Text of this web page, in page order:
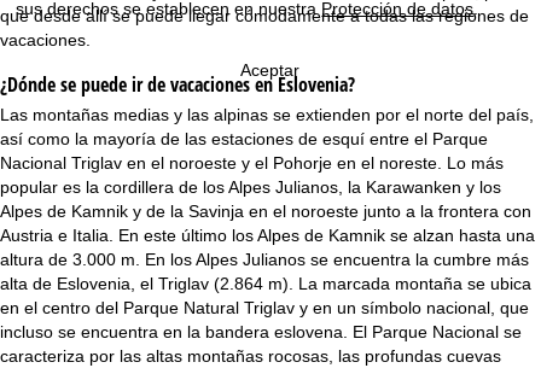
sus derechos se establecen en nuestra Protección de datos
Aceptar
i
c
i
p
a
l
que desde allí se puede llegar cómodamente a todas las regiones de
vacaciones.
¿Dónde se puede ir de vacaciones en Eslovenia?
Las montañas medias y las alpinas se extienden por el norte del país,
así como la mayoría de las estaciones de esquí entre el Parque
Nacional Triglav en el noroeste y el Pohorje en el noreste. Lo más
popular es la cordillera de los Alpes Julianos, la Karawanken y los
Alpes de Kamnik y de la Savinja en el noroeste junto a la frontera con
Austria e Italia. En este último los Alpes de Kamnik se alzan hasta una
altura de 3.000 m. En los Alpes Julianos se encuentra la cumbre más
alta de Eslovenia, el Triglav (2.864 m). La marcada montaña se ubica
en el centro del Parque Natural Triglav y en un símbolo nacional, que
incluso se encuentra en la bandera eslovena. El Parque Nacional se
caracteriza por las altas montañas rocosas, las profundas cuevas